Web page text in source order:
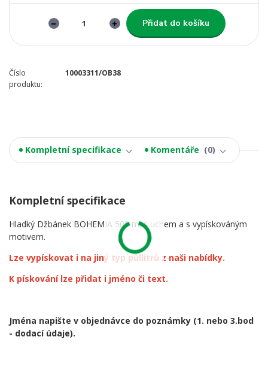
Přidat do košíku
Číslo
produktu:
10003311/OB38
Kompletní specifikace Komentáře 0
Kompletní specifikace
Hladký Džbánek BOHEMIA 500 ml s uchem a s vypískováným
motivem.
Lze vypískovat i na jiný typ půllitrů z naši nabídky.
K pískování lze přidat i jméno či text.
Jména napište v objednávce do poznámky (1. nebo 3.bod
- dodací údaje).